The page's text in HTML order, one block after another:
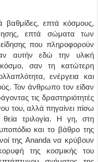
βαθμίδες, επτά κόσμους,
επτά σώματα των
που πληροφορούν
αυτήν εδώ την υλική
σαν τη κατώτερη
ενέργεια και
Τον άνθρωπο τον είδαν
τις δραστηριότητές
του, αλλά πηγαίνει πίσω
τριλογία. Η γη, στη
και το βάθρο της
της Ananda να κρύβουν
της κοσμικής του